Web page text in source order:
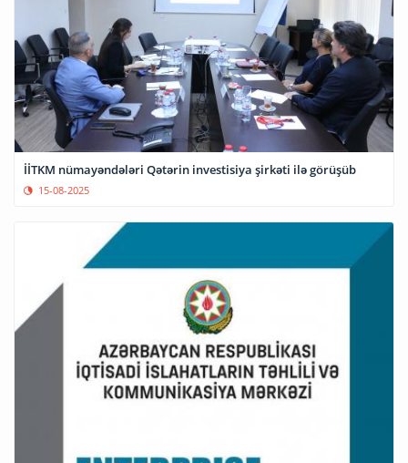
İİTKM nümayəndələri Qətərin investisiya şirkəti ilə görüşüb
15-08-2025